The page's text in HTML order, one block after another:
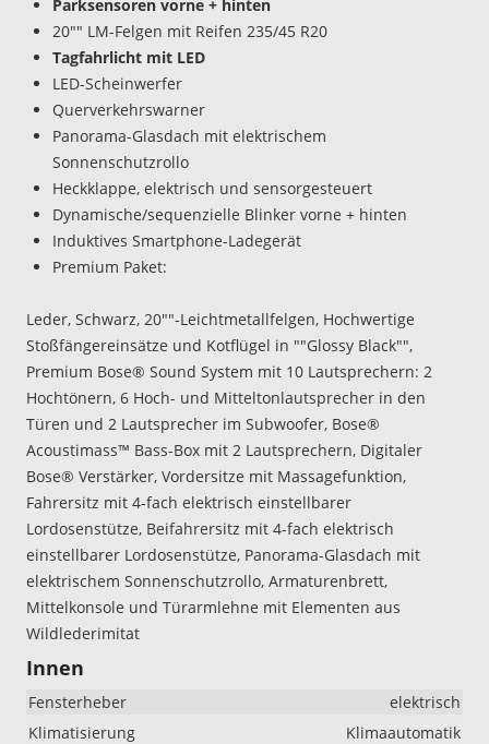
Parksensoren vorne + hinten
20"" LM-Felgen mit Reifen 235/45 R20
Tagfahrlicht mit LED
LED-Scheinwerfer
Querverkehrswarner
Panorama-Glasdach mit elektrischem
Sonnenschutzrollo
Heckklappe, elektrisch und sensorgesteuert
Dynamische/sequenzielle Blinker vorne + hinten
Induktives Smartphone-Ladegerät
Premium Paket:
Leder, Schwarz, 20""-Leichtmetallfelgen, Hochwertige
Stoßfängereinsätze und Kotflügel in ""Glossy Black"",
Premium Bose® Sound System mit 10 Lautsprechern: 2
Hochtönern, 6 Hoch- und Mitteltonlautsprecher in den
Türen und 2 Lautsprecher im Subwoofer, Bose®
Acoustimass™ Bass-Box mit 2 Lautsprechern, Digitaler
Bose® Verstärker, Vordersitze mit Massagefunktion,
Fahrersitz mit 4-fach elektrisch einstellbarer
Lordosenstütze, Beifahrersitz mit 4-fach elektrisch
einstellbarer Lordosenstütze, Panorama-Glasdach mit
elektrischem Sonnenschutzrollo, Armaturenbrett,
Mittelkonsole und Türarmlehne mit Elementen aus
Wildlederimitat
Innen
Fensterheber
elektrisch
Klimatisierung
Klimaautomatik